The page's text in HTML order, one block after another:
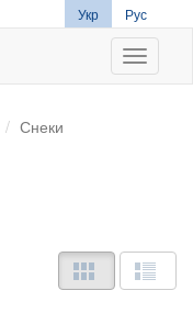
Укр Рус
Снеки